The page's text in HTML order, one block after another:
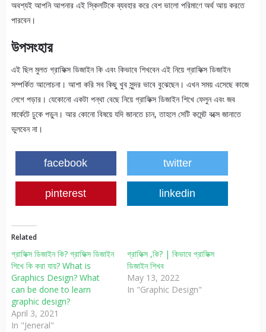
অবশ্যই আপনি আপনার এই স্কিলটিকে ব্যবহার করে বেশ ভালো পরিমাণে অর্থ আয় করতে
পারবেন।
উপসংহার
এই ছিল মুলত গ্রাফিক্স ডিজাইন কি এবং কিভাবে শিখবেন এই নিয়ে গ্রাফিক্স ডিজাইন
সম্পর্কিত আলোচনা। আশা করি সব কিছু খুব সুন্দর ভাবে বুঝেছেন। এখন সময় এসেছে কাজে
লেগে পড়ার। যেকোনো একটা পন্থা বেছে নিয়ে গ্রাফিক্স ডিজাইন শিখে ফেলুন এবং জব
মার্কেটে ঢুকে পড়ুন। আর কোনো বিষয়ে যদি জানতে চান, তাহলে সেটি কমেন্ট বক্সে জানাতে
ভুলবেন না।
facebook twitter
pinterest linkedin
Related
গ্রাফিক্স ডিজাইন কি? গ্রাফিক্স ডিজাইন
শিখে কি করা যায়? What is
Graphics Design? What
can be done to learn
graphic design?
April 3, 2021
In "Jeneral"
গ্রাফিক্স ,কি? | কিভাবে গ্রাফিক্স
ডিজাইন শিখব
May 13, 2022
In "Graphic Design"